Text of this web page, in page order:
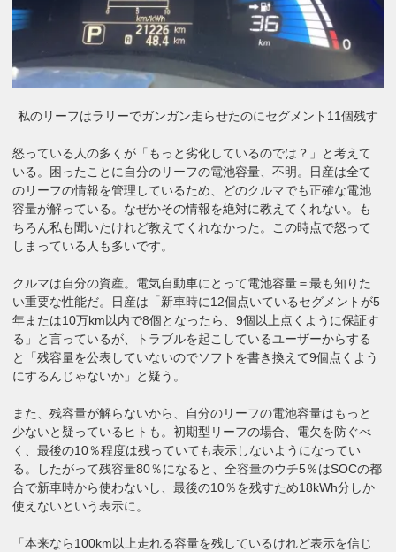
私のリーフはラリーでガンガン走らせたのにセグメント11個残す
怒っている人の多くが「もっと劣化しているのでは？」と考えて
いる。困ったことに自分のリーフの電池容量、不明。日産は全て
のリーフの情報を管理しているため、どのクルマでも正確な電池
容量が解っている。なぜかその情報を絶対に教えてくれない。も
ちろん私も聞いたけれど教えてくれなかった。この時点で怒って
しまっている人も多いです。
クルマは自分の資産。電気自動車にとって電池容量＝最も知りた
い重要な性能だ。日産は「新車時に12個点いているセグメントが5
年または10万km以内で8個となったら、9個以上点くように保証す
る」と言っているが、トラブルを起こしているユーザーからする
と「残容量を公表していないのでソフトを書き換えて9個点くよう
にするんじゃないか」と疑う。
また、残容量が解らないから、自分のリーフの電池容量はもっと
少ないと疑っているヒトも。初期型リーフの場合、電欠を防ぐべ
く、最後の10％程度は残っていても表示しないようになってい
る。したがって残容量80％になると、全容量のウチ5％はSOCの都
合で新車時から使わないし、最後の10％を残すため18kWh分しか
使えないという表示に。
「本来なら100km以上走れる容量を残しているけれど表示を信じ